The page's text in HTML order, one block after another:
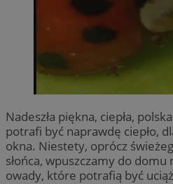
Nadeszła piękna, ciepła,
potrafi być naprawdę ciepło,
okna. Niestety, oprócz
słońca, wpuszczamy do
owady, które potrafią być